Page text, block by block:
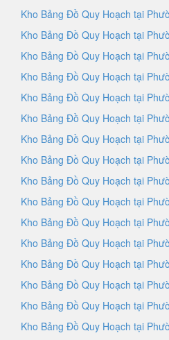
Kho Bảng Đồ Quy Hoạch tại
Kho Bảng Đồ Quy Hoạch tại
Kho Bảng Đồ Quy Hoạch tại
Kho Bảng Đồ Quy Hoạch tại
Kho Bảng Đồ Quy Hoạch tại
Kho Bảng Đồ Quy Hoạch tại
Kho Bảng Đồ Quy Hoạch tại
Kho Bảng Đồ Quy Hoạch tại
Kho Bảng Đồ Quy Hoạch tại
Kho Bảng Đồ Quy Hoạch tại
Kho Bảng Đồ Quy Hoạch tại
Kho Bảng Đồ Quy Hoạch tại
Kho Bảng Đồ Quy Hoạch tại
Kho Bảng Đồ Quy Hoạch tại
Kho Bảng Đồ Quy Hoạch tại
Kho Bảng Đồ Quy Hoạch tại